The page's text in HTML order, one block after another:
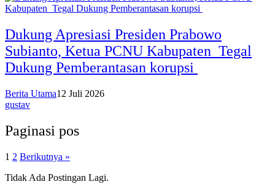
Dukung Apresiasi Presiden Prabowo
Subianto, Ketua PCNU Kabupaten Tegal
Dukung Pemberantasan korupsi
Berita Utama12 Juli 2026
gustav
Paginasi pos
1 2 Berikutnya »
Tidak Ada Postingan Lagi.